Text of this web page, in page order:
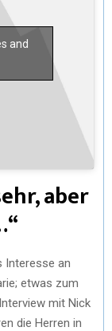
and
aber
Interesse an
etwas zum
mit Nick
die Herren in